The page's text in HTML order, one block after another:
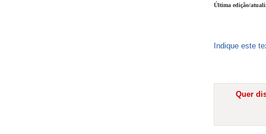
Última edição/
Indique este
Quer